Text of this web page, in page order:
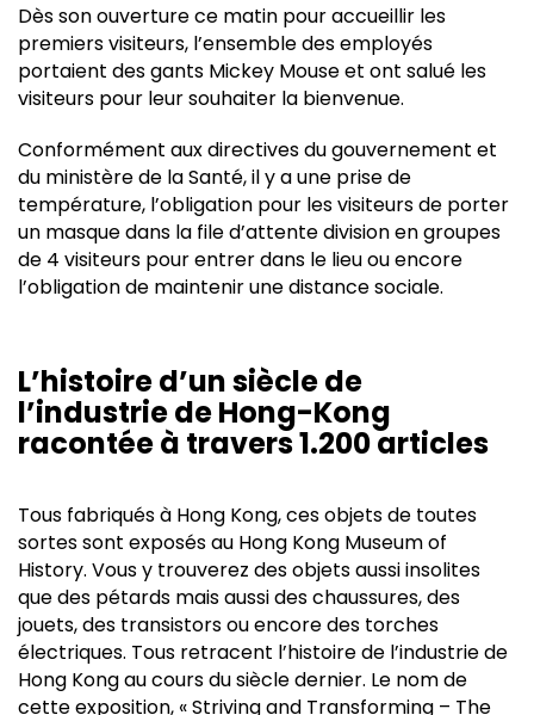
Dès son ouverture ce matin pour accueillir les
premiers visiteurs, l’ensemble des employés
portaient des gants Mickey Mouse et ont salué les
visiteurs pour leur souhaiter la bienvenue.
Conformément aux directives du gouvernement et
du ministère de la Santé, il y a une prise de
température, l’obligation pour les visiteurs de porter
un masque dans la file d’attente division en groupes
de 4 visiteurs pour entrer dans le lieu ou encore
l’obligation de maintenir une distance sociale.
L’histoire d’un siècle de
l’industrie de Hong-Kong
racontée à travers 1.200 articles
Tous fabriqués à Hong Kong, ces objets de toutes
sortes sont exposés au Hong Kong Museum of
History. Vous y trouverez des objets aussi insolites
que des pétards mais aussi des chaussures, des
jouets, des transistors ou encore des torches
électriques. Tous retracent l’histoire de l’industrie de
Hong Kong au cours du siècle dernier. Le nom de
cette exposition, « Striving and Transforming – The